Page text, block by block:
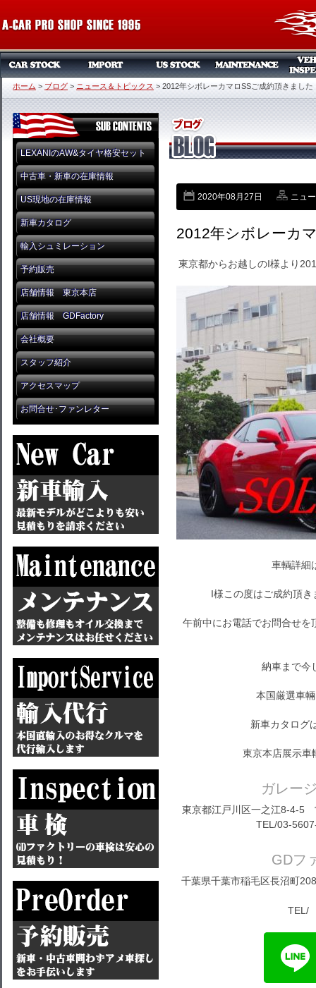
ホーム > ブログ > ニュース＆トピックス > 2012年シボレーカマロSSご成約頂きました
LEXANIのAW&タイヤ格安セット
中古車・新車の在庫情報
US現地の在庫情報
新車カタログ
輸入シュミレーション
予約販売
店舗情報 東京本店
店舗情報 GDFactory
会社概要
スタッフ紹介
アクセスマップ
お問合せ･ファンレター
2020年08月27日 ニュ
2012年シボレーカ
東京都からお越しのI様より
車輌詳
I様この度はご成約頂
午前中にお電話でお問合せを
納車まで今
本国厳選車
新車カタログ
東京本店展示
ガレー
東京都江戸川区一之江8-4-5
TEL/03-
GDフ
千葉県千葉市稲毛区長沼町
TEL/